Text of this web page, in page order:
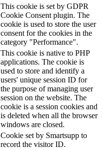
This cookie is set by GDPR
Cookie Consent plugin. The
cookie is used to store the user
consent for the cookies in the
category "Performance".
This cookie is native to PHP
applications. The cookie is
used to store and identify a
users' unique session ID for
the purpose of managing user
session on the website. The
cookie is a session cookies and
is deleted when all the browser
windows are closed.
Cookie set by Smartsupp to
record the visitor ID.